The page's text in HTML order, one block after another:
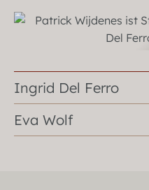
Ingrid Del Ferro
Eva Wolf